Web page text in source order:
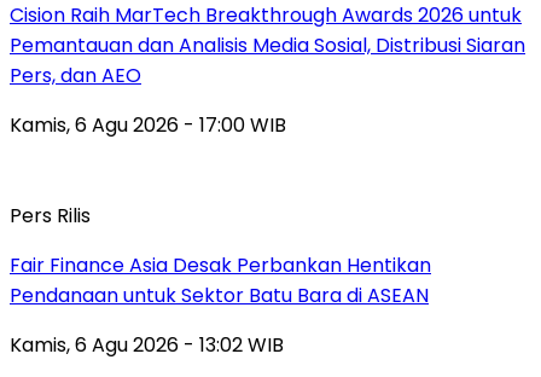
Cision Raih MarTech Breakthrough Awards 2026 untuk
Pemantauan dan Analisis Media Sosial, Distribusi Siaran
Pers, dan AEO
Kamis, 6 Agu 2026 - 17:00 WIB
Pers Rilis
Fair Finance Asia Desak Perbankan Hentikan
Pendanaan untuk Sektor Batu Bara di ASEAN
Kamis, 6 Agu 2026 - 13:02 WIB